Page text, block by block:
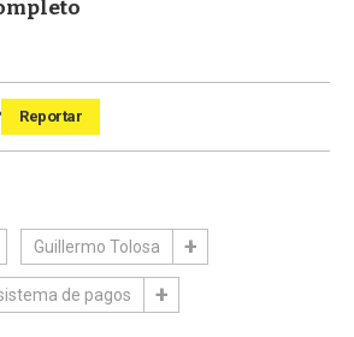
Reportar
Guillermo Tolosa
de pagos